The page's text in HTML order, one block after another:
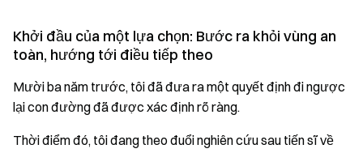
Khởi đầu của một lựa chọn: Bước ra khỏi vùng an
toàn, hướng tới điều tiếp theo
Mười ba năm trước, tôi đã đưa ra một quyết định đi ngược
lại con đường đã được xác định rõ ràng.
Thời điểm đó, tôi đang theo đuổi nghiên cứu sau tiến sĩ về